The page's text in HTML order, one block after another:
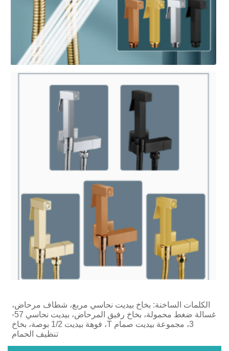
الكلمات الساخنة: بخاخ بيديت نحاسي مربع، شطاف مرحاض،
غسالة ضغط محمولة، بخاخ رفيق المرحاض، بيديت نحاسي 57-
3، مجموعة بيديت صمام T، فوهة بيديت 1/2 بوصة، بخاخ
تنظيف الحمام